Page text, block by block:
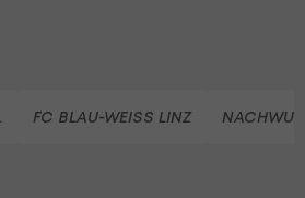
FC BLAU-WEISS LINZ